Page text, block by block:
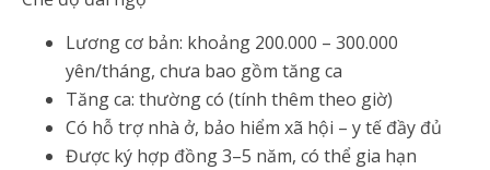
Lương cơ bản: khoảng 200.000 – 300.000
yên/tháng, chưa bao gồm tăng ca
Tăng ca: thường có (tính thêm theo giờ)
Có hỗ trợ nhà ở, bảo hiểm xã hội – y tế đầy đủ
Được ký hợp đồng 3–5 năm, có thể gia hạn